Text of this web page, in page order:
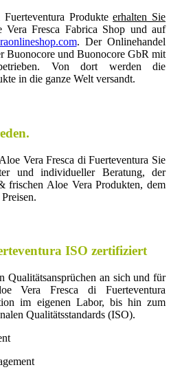
Produkteerhalten Sie
Fresca Fabrica Shop und auf
. Der Onlinehandel
Buonocore und Buonocore GbR mit
Von dort werden die
in die ganze Welt versandt.
Vera Fresca di Fuerteventura Sie
und individueller Beratung, der
frischen Aloe Vera Produkten, dem
ISO zertifiziert
Qualitätsansprüchen an sich und für
Vera Fresca di Fuerteventura
im eigenen Labor, bis hin zum
Qualitätsstandards (ISO).